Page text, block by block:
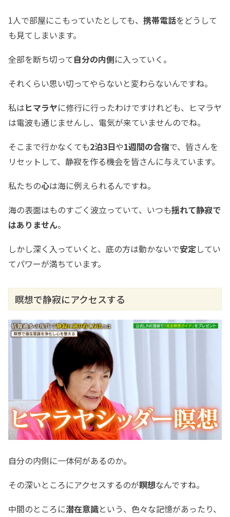
1人で部屋にこもっていたとしても、 携帯電話をどうして
も見てしまいます。
全部を断ち切って自分の内側に入っていく。
それくらい思い切ってやらないと変わらないんですね。
私はヒマラヤに修行に行ったわけですけれども、ヒマラヤ
は電波も通じませんし、電気が来ていませんのでね。
そこまで行かなくても2泊3日や1週間の合宿で、皆さんを
リセットして、静寂を作る機会を皆さんに与えています。
私たちの心は海に例えられるんですね。
海の表面はものすごく波立っていて、いつも揺れて静寂で
はありません。
しかし深く入っていくと、底の方は動かないで安定してい
てパワーが満ちています。
瞑想で静寂にアクセスする
自分の内側に一体何があるのか。
その深いところにアクセスするのが瞑想なんですね。
中間のところに潜在意識という、色々な記憶があったり、